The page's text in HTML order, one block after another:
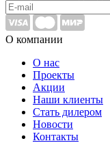
О компании
О нас
Проекты
Акции
Наши клиенты
Стать дилером
Новости
Контакты